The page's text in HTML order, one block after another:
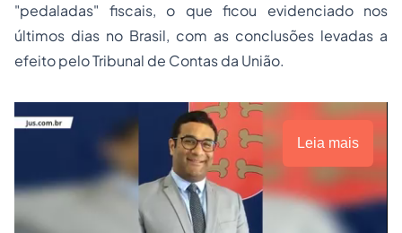
"pedaladas" fiscais, o que ficou evidenciado nos
últimos dias no Brasil, com as conclusões levadas a
efeito pelo Tribunal de Contas da União.
Leia mais